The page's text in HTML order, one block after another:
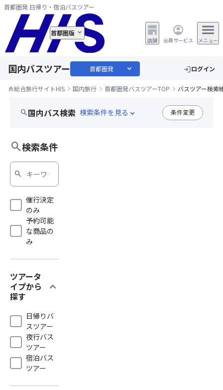
首都圏発 日帰り・宿泊バスツアー
首都圏版
店舗 会員サービス メニュー
国内バスツアー 首都圏発 expand_more loginログイン
home総合旅行サイトHIS 国内旅行 首都圏発バスツアーTOP バスツアー検索
search国内バス検索 expand_more 条件変更
search検索条件
search
催行決定
のみ
予約可能
な商品の
み
ツアータ
イプから
探す
expand_more
日帰りバ
スツアー
夜行バス
ツアー
宿泊バス
ツアー